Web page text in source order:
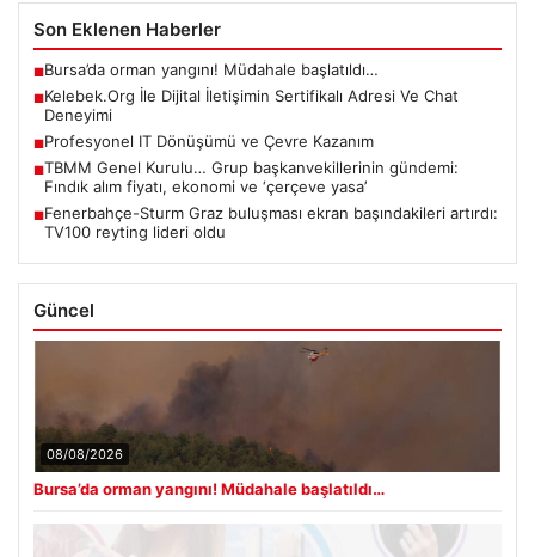
Son Eklenen Haberler
■Bursa’da orman yangını! Müdahale başlatıldı…
■Kelebek.Org İle Dijital İletişimin Sertifikalı Adresi Ve Chat
Deneyimi
■Profesyonel IT Dönüşümü ve Çevre Kazanım
■TBMM Genel Kurulu… Grup başkanvekillerinin gündemi:
Fındık alım fiyatı, ekonomi ve ‘çerçeve yasa’
■Fenerbahçe-Sturm Graz buluşması ekran başındakileri artırdı:
TV100 reyting lideri oldu
Güncel
08/08/2026
Bursa’da orman yangını! Müdahale başlatıldı…